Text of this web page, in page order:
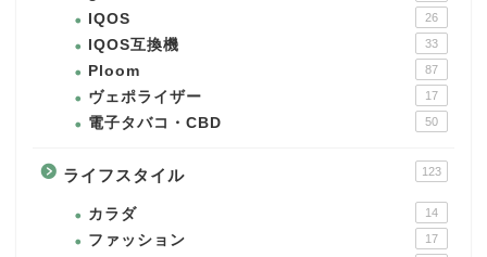
IQOS 26
IQOS互換機 33
Ploom 87
ヴェポライザー 17
電子タバコ・CBD 50
ライフスタイル 123
カラダ 14
ファッション 17